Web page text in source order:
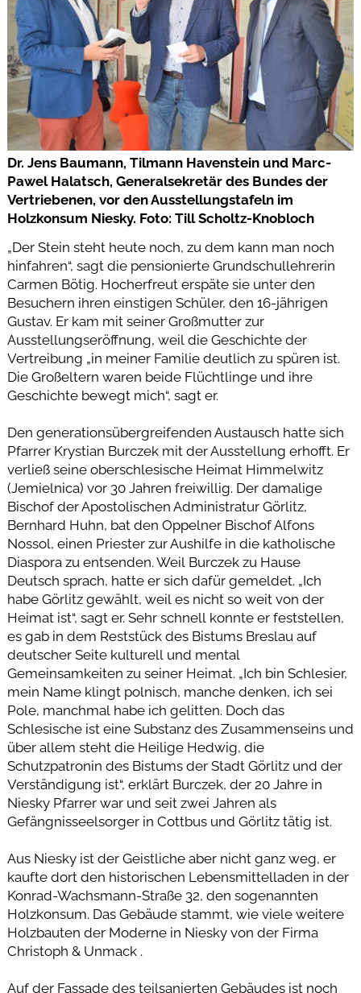
Dr. Jens Baumann, Tilmann Havenstein und Marc-
Pawel Halatsch, Generalsekretär des Bundes der
Vertriebenen, vor den Ausstellungstafeln im
Holzkonsum Niesky. Foto: Till Scholtz-Knobloch
„Der Stein steht heute noch, zu dem kann man noch
hinfahren“, sagt die pensionierte Grundschullehrerin
Carmen Bötig. Hocherfreut erspäte sie unter den
Besuchern ihren einstigen Schüler, den 16-jährigen
Gustav. Er kam mit seiner Großmutter zur
Ausstellungseröffnung, weil die Geschichte der
Vertreibung „in meiner Familie deutlich zu spüren ist.
Die Großeltern waren beide Flüchtlinge und ihre
Geschichte bewegt mich“, sagt er.
Den generationsübergreifenden Austausch hatte sich
Pfarrer Krystian Burczek mit der Ausstellung erhofft. Er
verließ seine oberschlesische Heimat Himmelwitz
(Jemielnica) vor 30 Jahren freiwillig. Der damalige
Bischof der Apostolischen Administratur Görlitz,
Bernhard Huhn, bat den Oppelner Bischof Alfons
Nossol, einen Priester zur Aushilfe in die katholische
Diaspora zu entsenden. Weil Burczek zu Hause
Deutsch sprach, hatte er sich dafür gemeldet. „Ich
habe Görlitz gewählt, weil es nicht so weit von der
Heimat ist“, sagt er. Sehr schnell konnte er feststellen,
es gab in dem Reststück des Bistums Breslau auf
deutscher Seite kulturell und mental
Gemeinsamkeiten zu seiner Heimat. „Ich bin Schlesier,
mein Name klingt polnisch, manche denken, ich sei
Pole, manchmal habe ich gelitten. Doch das
Schlesische ist eine Substanz des Zusammenseins und
über allem steht die Heilige Hedwig, die
Schutzpatronin des Bistums der Stadt Görlitz und der
Verständigung ist“, erklärt Burczek, der 20 Jahre in
Niesky Pfarrer war und seit zwei Jahren als
Gefängnisseelsorger in Cottbus und Görlitz tätig ist.
Aus Niesky ist der Geistliche aber nicht ganz weg, er
kaufte dort den historischen Lebensmittelladen in der
Konrad-Wachsmann-Straße 32, den sogenannten
Holzkonsum. Das Gebäude stammt, wie viele weitere
Holzbauten der Moderne in Niesky von der Firma
Christoph & Unmack .
Auf der Fassade des teilsanierten Gebäudes ist noch